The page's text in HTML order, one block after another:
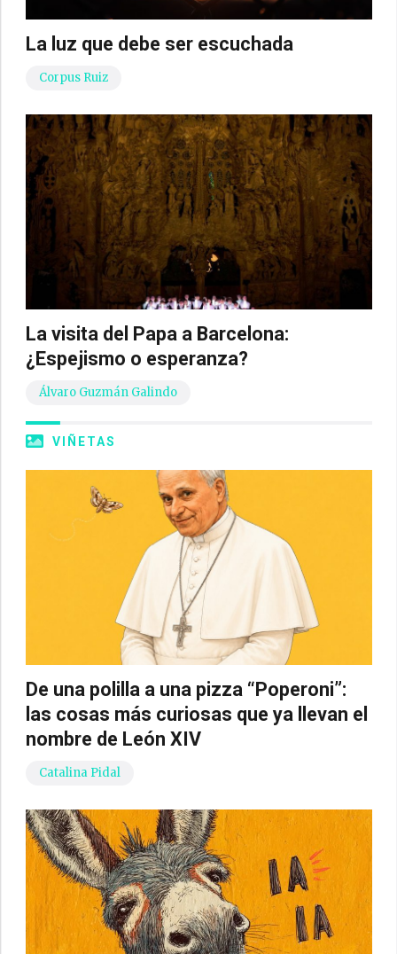
La luz que debe ser escuchada
Corpus Ruiz
La visita del Papa a Barcelona:
¿Espejismo o esperanza?
Álvaro Guzmán Galindo
VIÑETAS
De una polilla a una pizza “Poperoni”:
las cosas más curiosas que ya llevan el
nombre de León XIV
Catalina Pidal